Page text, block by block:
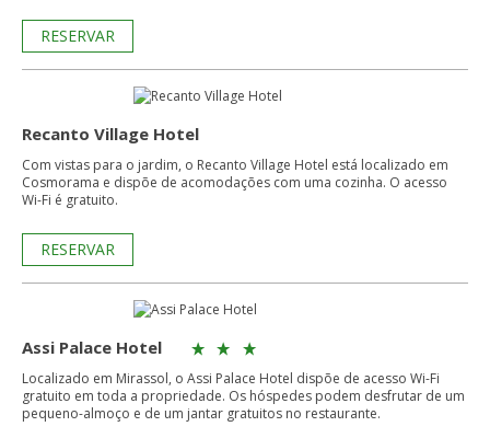
RESERVAR
Recanto Village Hotel
Com vistas para o jardim, o Recanto Village Hotel está localizado em
Cosmorama e dispõe de acomodações com uma cozinha. O acesso
Wi-Fi é gratuito.
RESERVAR
Assi Palace Hotel
Localizado em Mirassol, o Assi Palace Hotel dispõe de acesso Wi-Fi
gratuito em toda a propriedade. Os hóspedes podem desfrutar de um
pequeno-almoço e de um jantar gratuitos no restaurante.